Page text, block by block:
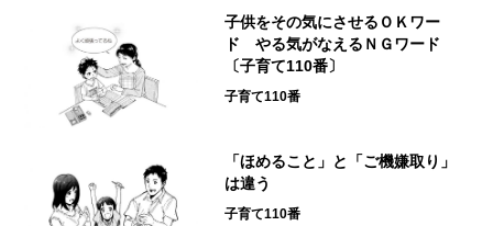
子供をその気にさせるＯＫワー
ド やる気がなえるＮＧワード
〔子育て110番〕
子育て110番
「ほめること」と「ご機嫌取り」
は違う
子育て110番